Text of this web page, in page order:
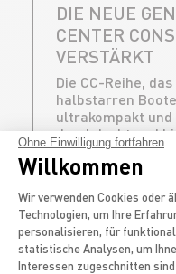
DIE NEUE
CENTER
VERSTÄRKT
Die CC-Reihe,
halbstarren
ultrakompakt
durchdacht und
Komfort und
die Kabine für
ENTDECKEN
Ohne Einwilligung fortfahren
Willkommen
Wir verwenden Cookies oder
Technologien, um Ihre
personalisieren, für
statistische Analysen, um
Interessen zugeschnitten